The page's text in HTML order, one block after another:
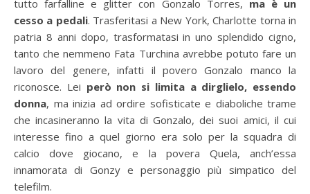
tutto farfalline e glitter con Gonzalo Torres, ma è un
cesso a pedali. Trasferitasi a New York, Charlotte torna in
patria 8 anni dopo, trasformatasi in uno splendido cigno,
tanto che nemmeno Fata Turchina avrebbe potuto fare un
lavoro del genere, infatti il povero Gonzalo manco la
riconosce. Lei però non si limita a dirglielo, essendo
donna, ma inizia ad ordire sofisticate e diaboliche trame
che incasineranno la vita di Gonzalo, dei suoi amici, il cui
interesse fino a quel giorno era solo per la squadra di
calcio dove giocano, e la povera Quela, anch’essa
innamorata di Gonzy e personaggio più simpatico del
telefilm.